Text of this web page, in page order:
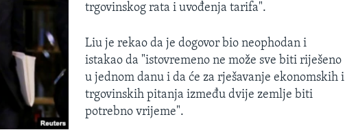
trgovinskog rata i uvođenja tarifa".
Liu je rekao da je dogovor bio neophodan i
istakao da "istovremeno ne može sve biti riješeno
u jednom danu i da će za rješavanje ekonomskih i
trgovinskih pitanja između dvije zemlje biti
potrebno vrijeme".